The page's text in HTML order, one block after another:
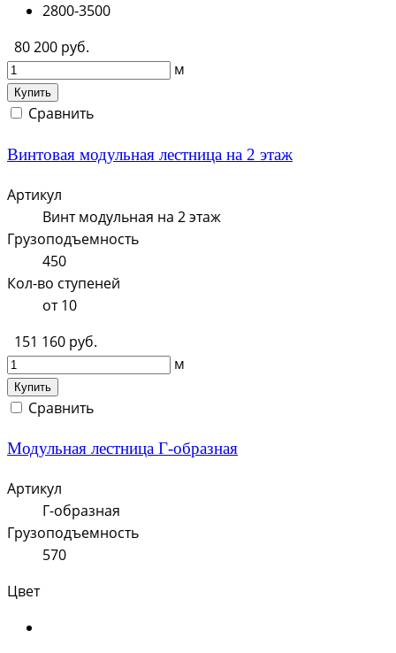
2800-3500
80 200 руб.
м
Купить
Сравнить
Винтовая модульная лестница на 2 этаж
Артикул
Винт модульная на 2 этаж
Грузоподъемность
450
Кол-во ступеней
от 10
151 160 руб.
м
Купить
Сравнить
Модульная лестница Г-образная
Артикул
Г-образная
Грузоподъемность
570
Цвет